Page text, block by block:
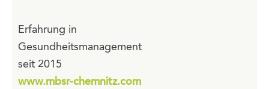
Erfahrung in
Gesundheitsmanagement
seit 2015
www.mbsr-chemnitz.com